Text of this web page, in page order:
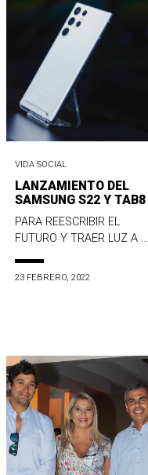
VIDA SOCIAL
LANZAMIENTO DEL
SAMSUNG S22 Y TAB8
PARA REESCRIBIR EL
FUTURO Y TRAER LUZ A ...
23 FEBRERO, 2022